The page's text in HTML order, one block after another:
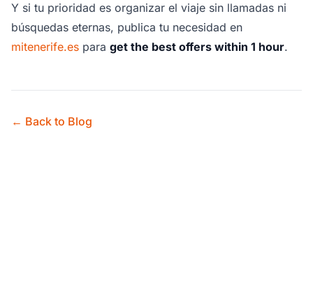
Y si tu prioridad es organizar el viaje sin llamadas ni
búsquedas eternas, publica tu necesidad en
mitenerife.es para get the best offers within 1 hour.
← Back to Blog